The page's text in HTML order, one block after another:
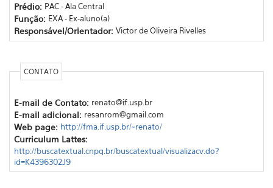
Prédio: PAC - Ala Central
Função: EXA - Ex-aluno(a)
Responsável/Orientador: Victor de Oliveira Rivelles
CONTATO
E-mail de Contato: renato@if.usp.br
E-mail adicional: resanrom@gmail.com
Web page: http://fma.if.usp.br/~renato/
Curriculum Lattes:
http://buscatextual.cnpq.br/buscatextual/visualizacv.do?
id=K4396302J9